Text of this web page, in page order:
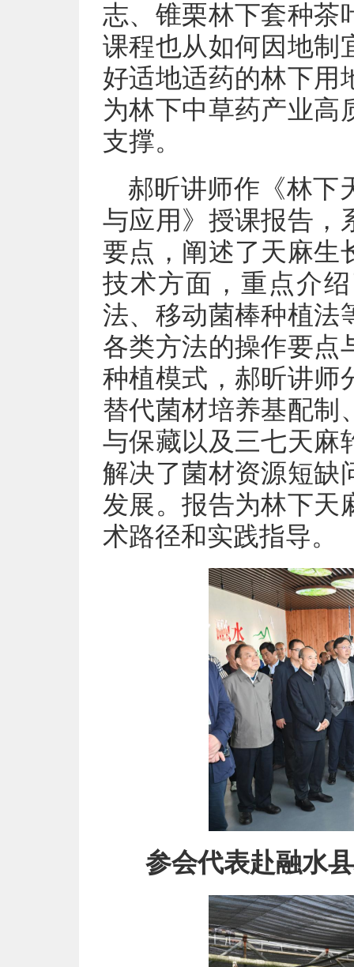
志、锥栗林下套种茶
课程也从如何因地制
好适地适药的林下用
为林下中草药产业高
支撑。
郝昕讲师作《林下
与应用》授课报告，
要点，阐述了天麻生
技术方面，重点介
法、移动菌棒种植法
各类方法的操作要点
种植模式，郝昕讲师
替代菌材培养基配制
与保藏以及三七天麻
解决了菌材资源短缺
发展。报告为林下天
术路径和实践指导。
参会代表赴融水